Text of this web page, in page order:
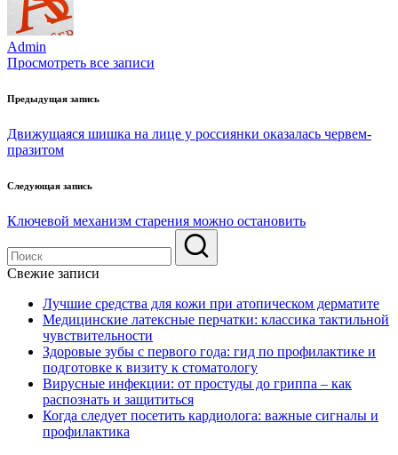
Admin
Просмотреть все записи
Навигация
по
записям
Предыдущая запись
Движущаяся шишка на лице у россиянки оказалась червем-
празитом
Следующая запись
Ключевой механизм старения можно остановить
Свежие записи
Лучшие средства для кожи при атопическом дерматите
Медицинские латексные перчатки: классика тактильной
чувствительности
Здоровые зубы с первого года: гид по профилактике и
подготовке к визиту к стоматологу
Вирусные инфекции: от простуды до гриппа – как
распознать и защититься
Когда следует посетить кардиолога: важные сигналы и
профилактика